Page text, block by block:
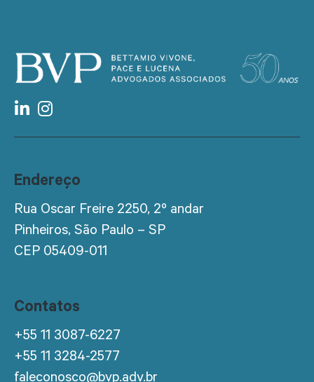
Endereço
Rua Oscar Freire 2250, 2º andar
Pinheiros, São Paulo – SP
CEP 05409-011
Contatos
+55 11 3087-6227
+55 11 3284-2577